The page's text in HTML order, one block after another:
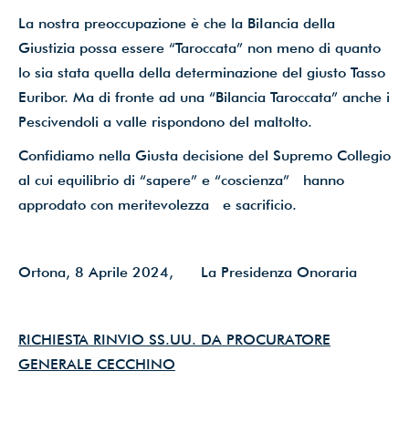
La nostra preoccupazione è che la BiIancia della
Giustizia possa essere “Taroccata” non meno di quanto
lo sia stata quella della determinazione del giusto Tasso
Euribor. Ma di fronte ad una “Bilancia Taroccata” anche i
Pescivendoli a valle rispondono del maltolto.
Confidiamo nella Giusta decisione del Supremo Collegio
al cui equilibrio di “sapere” e “coscienza” hanno
approdato con meritevolezza e sacrificio.
Ortona, 8 Aprile 2024, La Presidenza Onoraria
RICHIESTA RINVIO SS.UU. DA PROCURATORE
GENERALE CECCHINO